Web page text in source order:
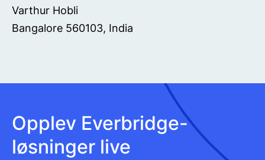
Varthur Hobli
Bangalore 560103, India
Opplev Everbridge-
løsninger live